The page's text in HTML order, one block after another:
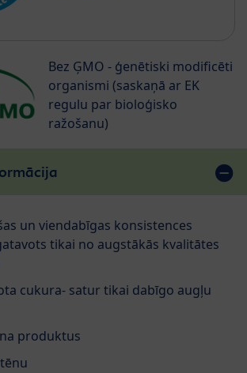
Bez ĢMO - ģenētiski modificēti
organismi (saskaņā ar EK
regulu par bioloģisko
ražošanu)
un viendabīgas konsistences
tikai no augstākās kvalitātes
cukura- satur tikai dabīgo augļu
produktus